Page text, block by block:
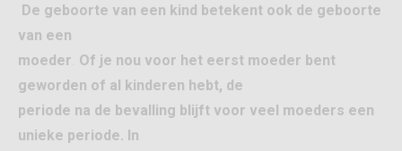
De geboorte van een kind betekent ook de geboorte
van een
moeder Of je nou voor het eerst moeder bent
geworden of al kinderen hebt, de
periode na de bevalling blijft voor veel moeders een
unieke periode. In